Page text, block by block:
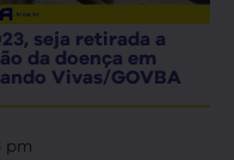
seja retirada a
da doença em
Vivas/GOVBA
pm